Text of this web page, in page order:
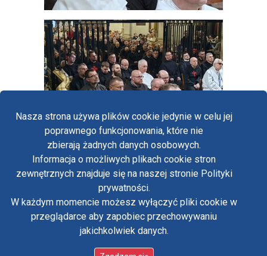
Nasza strona używa plików cookie jedynie w celu jej
poprawnego funkcjonowania, które nie
zbierają żadnych danych osobowych.
Informacja o możliwych plikach cookie stron
zewnętrznych znajduje się na naszej stronie Polityki
prywatności.
W każdym momencie możesz wyłączyć pliki cookie w
przeglądarce aby zapobiec przechowywaniu
jakichkolwiek danych.
Copyright © Biuro Prasowe Jasnej Góry 2026
Polityka prywatności
Oświadczenie o dostępności
Standardy ochrony małoletnich w klasztorze OO.
Paulinów na Jasnej Górze